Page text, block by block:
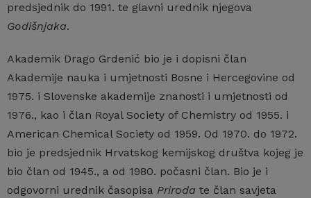
predsjednik do 1991. te glavni urednik njegova
Godišnjaka.
Akademik Drago Grdenić bio je i dopisni član
Akademije nauka i umjetnosti Bosne i Hercegovine od
1975. i Slovenske akademije znanosti i umjetnosti od
1976., kao i član Royal Society of Chemistry od 1955. i
American Chemical Society od 1959. Od 1970. do 1972.
bio je predsjednik Hrvatskog kemijskog društva kojeg je
bio član od 1945., a od 1980. počasni član. Bio je i
odgovorni urednik časopisa Priroda te član savjeta